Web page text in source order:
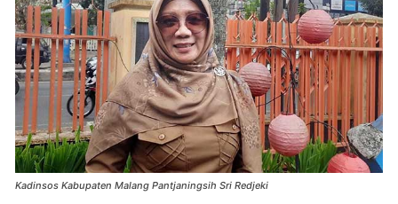
Kadinsos Kabupaten Malang Pantjaningsih Sri Redjeki